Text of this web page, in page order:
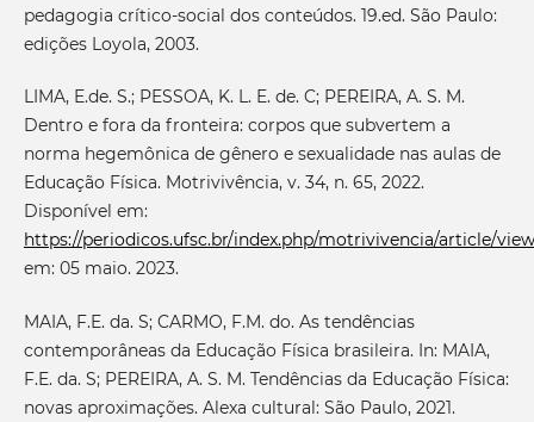
pedagogia crítico-social dos conteúdos. 19.ed. São Paulo:
edições Loyola, 2003.
LIMA, E.de. S.; PESSOA, K. L. E. de. C; PEREIRA, A. S. M.
Dentro e fora da fronteira: corpos que subvertem a
norma hegemônica de gênero e sexualidade nas aulas de
Educação Física. Motrivivência, v. 34, n. 65, 2022.
Disponível em:
https://periodicos.ufsc.br/index.php/motrivivencia/article/
em: 05 maio. 2023.
MAIA, F.E. da. S; CARMO, F.M. do. As tendências
contemporâneas da Educação Física brasileira. In: MAIA,
F.E. da. S; PEREIRA, A. S. M. Tendências da Educação Física:
novas aproximações. Alexa cultural: São Paulo, 2021.